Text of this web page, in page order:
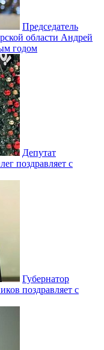
Председатель
области Андрей
годом
Депутат
поздравляет с
Губернатор
поздравляет с